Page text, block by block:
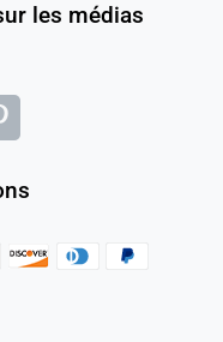
les médias